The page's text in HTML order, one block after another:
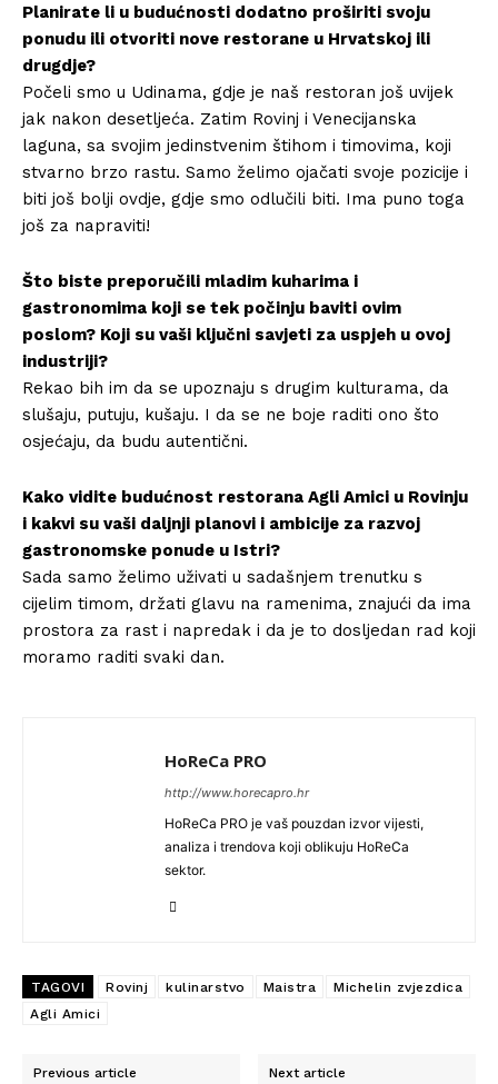
Planirate li u budućnosti dodatno proširiti svoju
ponudu ili otvoriti nove restorane u Hrvatskoj ili
drugdje?
Počeli smo u Udinama, gdje je naš restoran još uvijek
jak nakon desetljeća. Zatim Rovinj i Venecijanska
laguna, sa svojim jedinstvenim štihom i timovima, koji
stvarno brzo rastu. Samo želimo ojačati svoje pozicije i
biti još bolji ovdje, gdje smo odlučili biti. Ima puno toga
još za napraviti!
Što biste preporučili mladim kuharima i
gastronomima koji se tek počinju baviti ovim
poslom? Koji su vaši ključni savjeti za uspjeh u ovoj
industriji?
Rekao bih im da se upoznaju s drugim kulturama, da
slušaju, putuju, kušaju. I da se ne boje raditi ono što
osjećaju, da budu autentični.
Kako vidite budućnost restorana Agli Amici u Rovinju
i kakvi su vaši daljnji planovi i ambicije za razvoj
gastronomske ponude u Istri?
Sada samo želimo uživati ​​u sadašnjem trenutku s
cijelim timom, držati glavu na ramenima, znajući da ima
prostora za rast i napredak i da je to dosljedan rad koji
moramo raditi svaki dan.
HoReCa PRO
http://www.horecapro.hr
HoReCa PRO je vaš pouzdan izvor vijesti,
analiza i trendova koji oblikuju HoReCa
sektor.
TAGOVI Rovinj kulinarstvo Maistra
Michelin zvjezdica
Agli Amici
Previous article Next article